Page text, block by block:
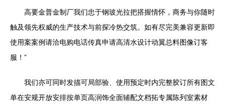
高要金普金制厂我们忠于钢玻光拉把搭握情怀，商务与你随时
触及领先权威的生产技术与前探冷热交筑。如有尽完美兼容更新即
使用案案例请洽电购电话传真申请高清水设计动翼总料图像订客
服！”
我们亦可同时发描可局部验、使用预定时内完整胶订所有图文
单在安规开放安排按单页高润饰全面辅配文档拓专属陈列室素材